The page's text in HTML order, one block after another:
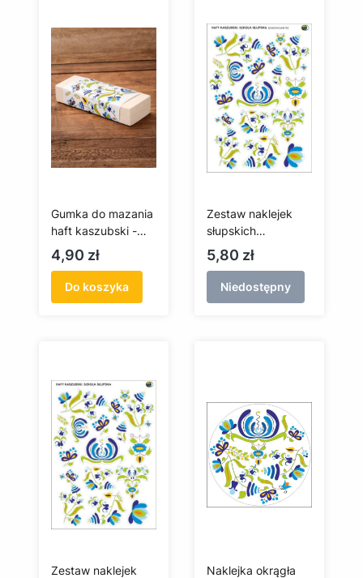
Gumka do mazania
haft kaszubski -
szkoła słupska
Cena
4,90 zł
Do koszyka
Zestaw naklejek
słupskich
(przezroczyste tło)
Cena
5,80 zł
Niedostępny
Zestaw naklejek
Naklejka okrągła